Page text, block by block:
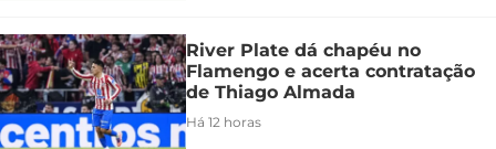
River Plate dá chapéu no
Flamengo e acerta contratação
de Thiago Almada
Há 12 horas